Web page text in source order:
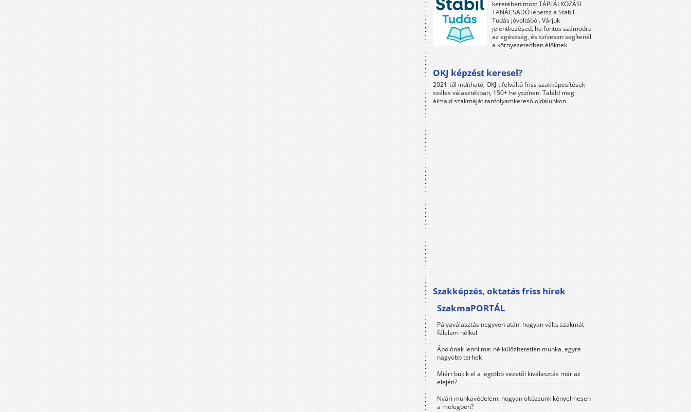
keretében most TÁPLÁLKOZÁSI
TANÁCSADÓ lehetsz a Stabil
Tudás jóvoltából. Várjuk
jelentkezésed, ha fontos számodra
az egészség, és szívesen segítenél
a környezetedben élőknek
OKJ képzést keresel?
2021-től indítható, OKJ-t felváltó friss szakképesítések
széles választékban, 150+ helyszínen. Találd meg
álmaid szakmáját tanfolyamkereső oldalunkon.
Szakképzés, oktatás friss hírek
SzakmaPORTÁL
Pályaválasztás negyven után: hogyan válts szakmát
félelem nélkül
Ápolónak lenni ma: nélkülözhetetlen munka, egyre
nagyobb terhek
Miért bukik el a legtöbb vezetői kiválasztás már az
elején?
Nyári munkavédelem: hogyan öltözzünk kényelmesen
a melegben?